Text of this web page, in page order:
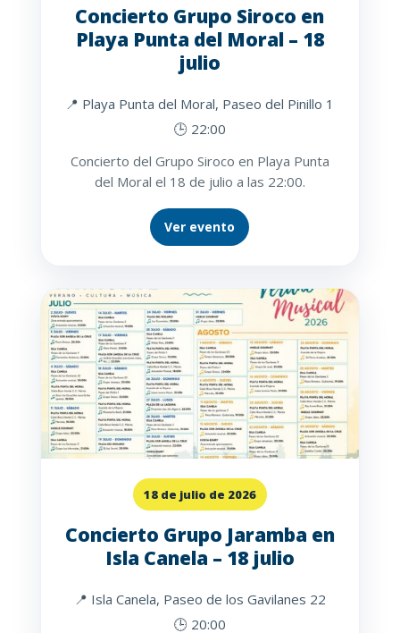
Concierto Grupo Siroco en
Playa Punta del Moral – 18
julio
📍 Playa Punta del Moral, Paseo del Pinillo 1
🕒 22:00
Concierto del Grupo Siroco en Playa Punta
del Moral el 18 de julio a las 22:00.
Ver evento
18 de julio de 2026
Concierto Grupo Jaramba en
Isla Canela – 18 julio
📍 Isla Canela, Paseo de los Gavilanes 22
🕒 20:00